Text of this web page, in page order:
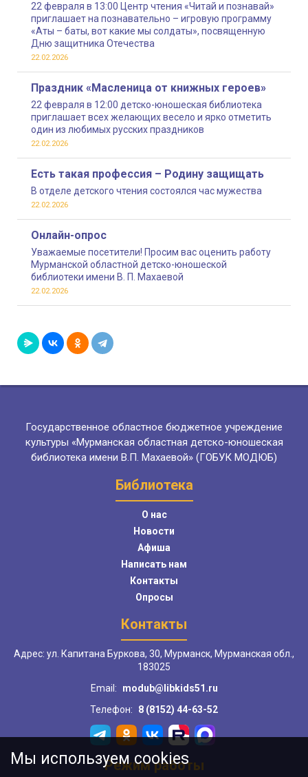
22 февраля в 13:00 Центр чтения «Читай и познавай»
приглашает на познавательно – игровую программу
«Аты – баты, вот какие мы солдаты», посвященную
Дню защитника Отечества
22.02.2026
Праздник «Масленица от книжных героев»
22 февраля в 12:00 детско-юношеская библиотека
приглашает всех желающих весело и ярко отметить
один из любимых русских праздников
22.02.2026
Есть такая профессия – Родину защищать
В отделе детского чтения состоялся час мужества
22.02.2026
Онлайн-опрос
Уважаемые посетители! Просим вас оценить работу
Мурманской областной детско-юношеской
библиотеки имени В. П. Махаевой
22.02.2026
Государственное областное бюджетное учреждение
культуры «Мурманская областная детско-юношеская
библиотека имени В.П. Махаевой» (ГОБУК МОДЮБ)
Библиотека
О нас
Новости
Афиша
Написать нам
Контакты
Опросы
Контакты
Адрес: ул. Капитана Буркова, 30, Мурманск, Мурманская обл.,
183025
Email:
modub@libkids51.ru
Телефон:
8 (8152) 44-63-52
Режим работы
Мы используем cookies